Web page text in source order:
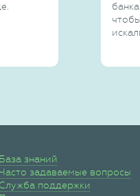
База знаний
Часто задаваемые вопросы
Служба поддержки